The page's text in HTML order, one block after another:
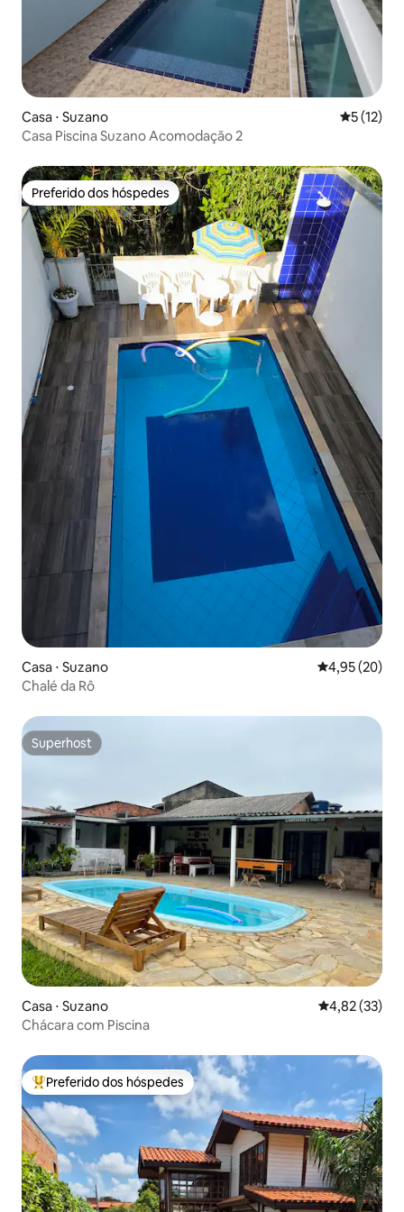
Casa ⋅ Suzano 5 de uma
5 (12)
Casa Piscina Suzano Acomodação 2
Preferido dos hóspedes
Preferido dos hóspedes
Casa ⋅ Suzano 4,95 de uma
4,95 (20)
Chalé da Rô
Superhost
Superhost
Casa ⋅ Suzano 4,82 de uma
4,82 (33)
Chácara com Piscina
Entre os melhores preferidos dos hóspedes
Preferido dos hóspedes